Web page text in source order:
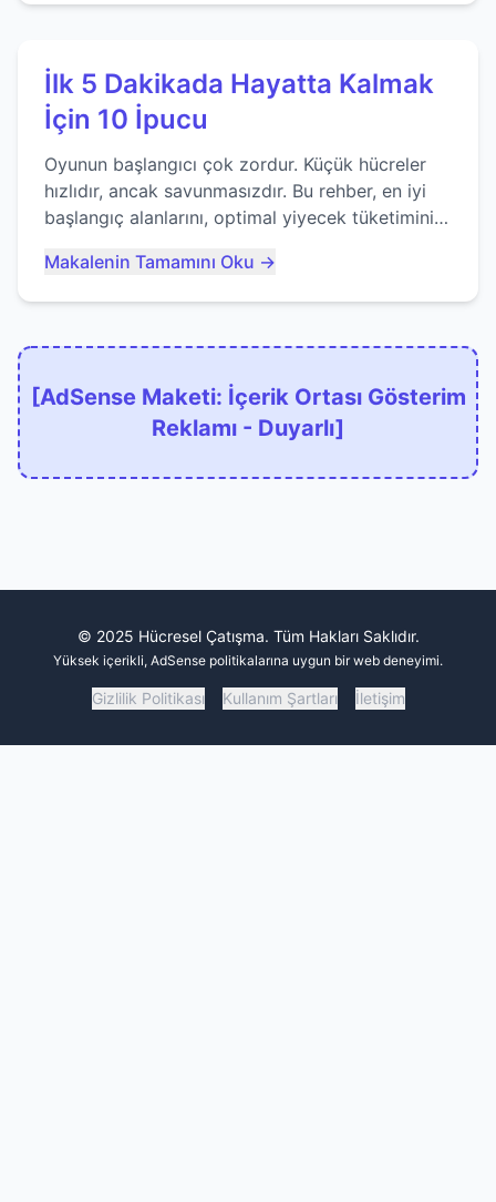
İlk 5 Dakikada Hayatta Kalmak
İçin 10 İpucu
Oyunun başlangıcı çok zordur. Küçük hücreler
hızlıdır, ancak savunmasızdır. Bu rehber, en iyi
başlangıç alanlarını, optimal yiyecek tüketimini
kaçınacağınızı anlatıyor...
Makalenin Tamamını Oku →
[AdSense Maketi: İçerik Ortası Gösterim
Reklamı - Duyarlı]
© 2025 Hücresel Çatışma. Tüm Hakları Saklıdır.
Yüksek içerikli, AdSense politikalarına uygun bir web deneyimi.
Gizlilik Politikası Kullanım Şartları İletişim